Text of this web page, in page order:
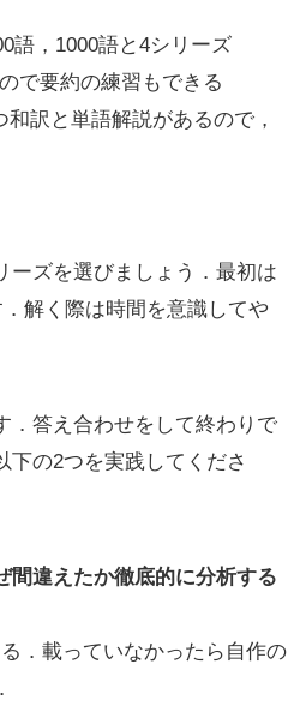
語，1000語と4シリーズ
で要約の練習もできる
訳と単語解説があるので，
ーズを選びましょう．最初は
解く際は時間を意識してや
．答え合わせをして終わりで
下の2つを実践してくださ
間違えたか徹底的に分析する
．載っていなかったら自作の